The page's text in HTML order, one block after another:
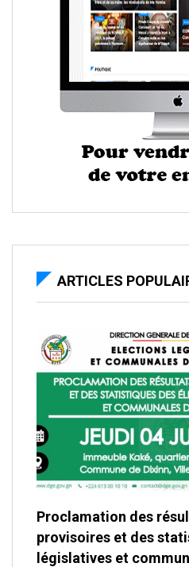
ARTICLES
Proclamation des
provisoires et des
législatives et